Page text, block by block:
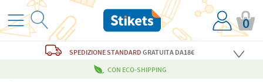
0
SPEDIZIONE STANDARD GRATUITADA18€
CON ECO-SHIPPING